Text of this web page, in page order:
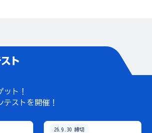
ット！
テストを開催！
26.9.30 締切